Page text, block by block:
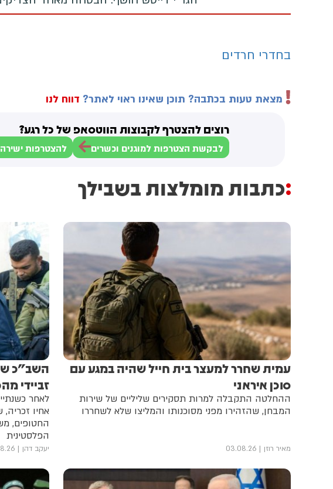
בחדרי חרדים
מצאת טעות בכתבה? תוכן שאינו ראוי לאתר? דווח לנו
רוצים להצטרף לקבוצות הווטסאפ של כל רגע?
לבקשת הצטרפות למוגנים וכשרים להצטרפות
כתבות מומלצות בשבילך
עמית שחרר למעצר בית חייל שהיה במגע עם
סוכן איראני
ההחלטה התקבלה למרות תסקירים שליליים של שירות
המבחן, שהזהירו מפני מסוכנותו והמליצו שלא לשחררו
מאיר רוזן 03.08.26
השב"כ
זביידי
לאחר
אחיו
החטופים,
הפלסטינית
יעקב דהן